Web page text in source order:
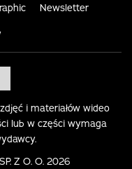
Newsletter
i materiałów wideo
lub w części wymaga
Z O. O. 2026